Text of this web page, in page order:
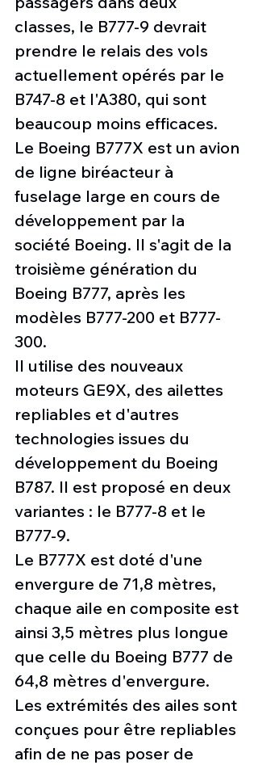
classes, le B777-9 devrait
prendre le relais des vols
actuellement opérés par le
B747-8 et l'A380, qui sont
beaucoup moins efficaces.
Le Boeing B777X est un avion
de ligne biréacteur à
fuselage large en cours de
développement par la
société Boeing. Il s'agit de la
troisième génération du
Boeing B777, après les
modèles B777-200 et B777-
300.
Il utilise des nouveaux
moteurs GE9X, des ailettes
repliables et d'autres
technologies issues du
développement du Boeing
B787. Il est proposé en deux
variantes : le B777-8 et le
B777-9.
Le B777X est doté d'une
envergure de 71,8 mètres,
chaque aile en composite est
ainsi 3,5 mètres plus longue
que celle du Boeing B777 de
64,8 mètres d'envergure.
Les extrémités des ailes sont
conçues pour être repliables
afin de ne pas poser de